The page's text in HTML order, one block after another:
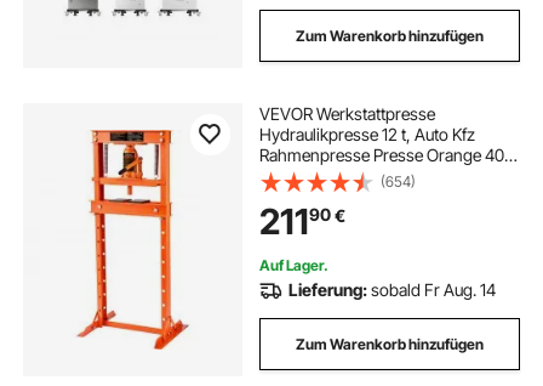
Zum Warenkorb hinzufügen
VEVOR Werkstattpresse
Hydraulikpresse 12 t, Auto Kfz
Rahmenpresse Presse Orange 40-
705 mm, Manuelle Lagerpresse
Kohlenstoffstahl Werkstattpresse
für die Autobuchsen, Kugelgelenke,
U-Gelenke usw.
(654)
21190€
Auf Lager.
Lieferung:sobald Fr Aug. 14
Zum Warenkorb hinzufügen